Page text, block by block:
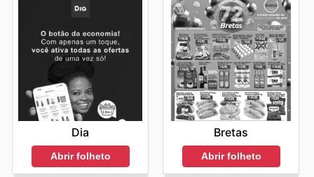
Dia
Abrir folheto
Bretas
Abrir folheto